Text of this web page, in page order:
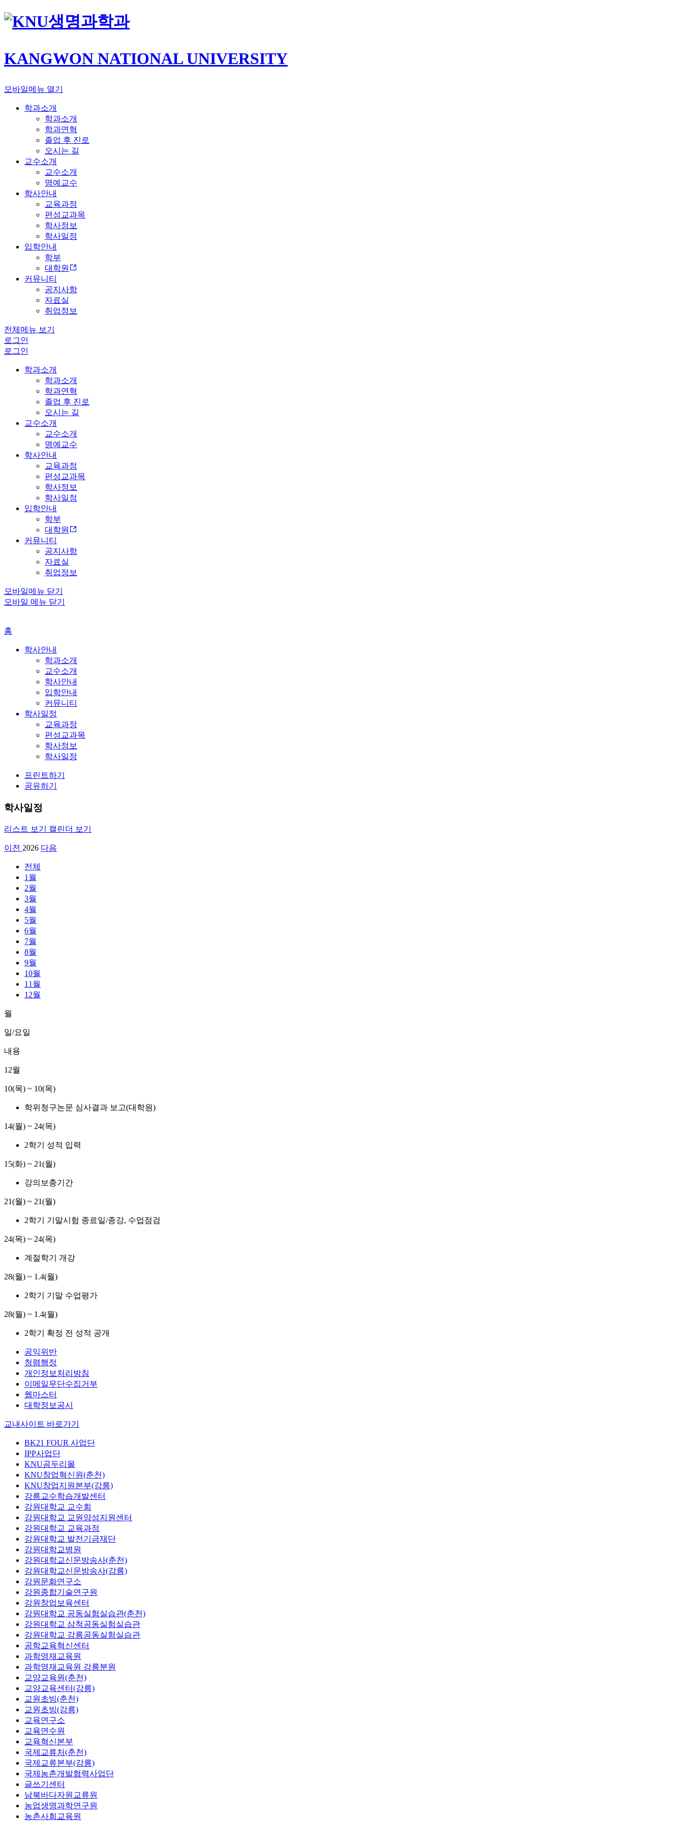
생명과학과
KANGWON NATIONAL UNIVERSITY
모바일메뉴 열기
학과소개
학과소개
학과연혁
졸업 후 진로
오시는 길
교수소개
교수소개
명예교수
학사안내
교육과정
편성교과목
학사정보
학사일정
입학안내
학부
대학원
커뮤니티
공지사항
자료실
취업정보
전체메뉴 보기
로그인
로그인
학과소개
학과소개
학과연혁
졸업 후 진로
오시는 길
교수소개
교수소개
명예교수
학사안내
교육과정
편성교과목
학사정보
학사일정
입학안내
학부
대학원
커뮤니티
공지사항
자료실
취업정보
모바일메뉴 닫기
모바일 메뉴 닫기
홈
학사안내
학과소개
교수소개
학사안내
입학안내
커뮤니티
학사일정
교육과정
편성교과목
학사정보
학사일정
프린트하기
공유하기
학사일정
리스트 보기 캘린더 보기
이전 2026 다음
전체
1월
2월
3월
4월
5월
6월
7월
8월
9월
10월
11월
12월
월
일/요일
내용
12월
10(목) ~ 10(목)
학위청구논문 심사결과 보고(대학원)
14(월) ~ 24(목)
2학기 성적 입력
15(화) ~ 21(월)
강의보충기간
21(월) ~ 21(월)
2학기 기말시험 종료일/종강, 수업점검
24(목) ~ 24(목)
계절학기 개강
28(월) ~ 1.4(월)
2학기 기말 수업평가
28(월) ~ 1.4(월)
2학기 확정 전 성적 공개
공익위반
청렴행정
개인정보처리방침
이메일무단수집거부
웹마스터
대학정보공시
교내사이트 바로가기
BK21 FOUR 사업단
IPP사업단
KNU곰두리몰
KNU창업혁신원(춘천)
KNU창업지원본부(강릉)
강릉교수학습개발센터
강원대학교 교수회
강원대학교 교원양성지원센터
강원대학교 교육과정
강원대학교 발전기금재단
강원대학교병원
강원대학교신문방송사(춘천)
강원대학교신문방송사(강릉)
강원문화연구소
강원종합기술연구원
강원창업보육센터
강원대학교 공동실험실습관(춘천)
강원대학교 삼척공동실험실습관
강원대학교 강릉공동실험실습관
공학교육혁신센터
과학영재교육원
과학영재교육원 강릉분원
교양교육원(춘천)
교양교육센터(강릉)
교원초빙(춘천)
교원초빙(강릉)
교육연구소
교육연수원
교육혁신본부
국제교류처(춘천)
국제교류본부(강릉)
국제농촌개발협력사업단
글쓰기센터
남북바다자원교류원
농업생명과학연구원
농촌사회교육원